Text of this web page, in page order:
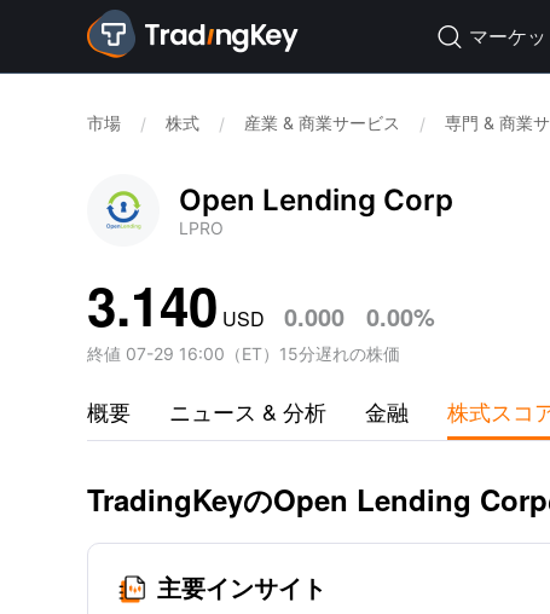
 マーケッ
市場 / 株式 / 産業 & 商業サービス / 専門 & 商業
Open Lending Corp
LPRO
3.140 USD 0.000 0.00%
終値 07-29 16:00 （ET） 15分遅れの株価
概要 ニュース & 分析 金融 株式スコ
TradingKeyのOpen Lending
主要インサイト